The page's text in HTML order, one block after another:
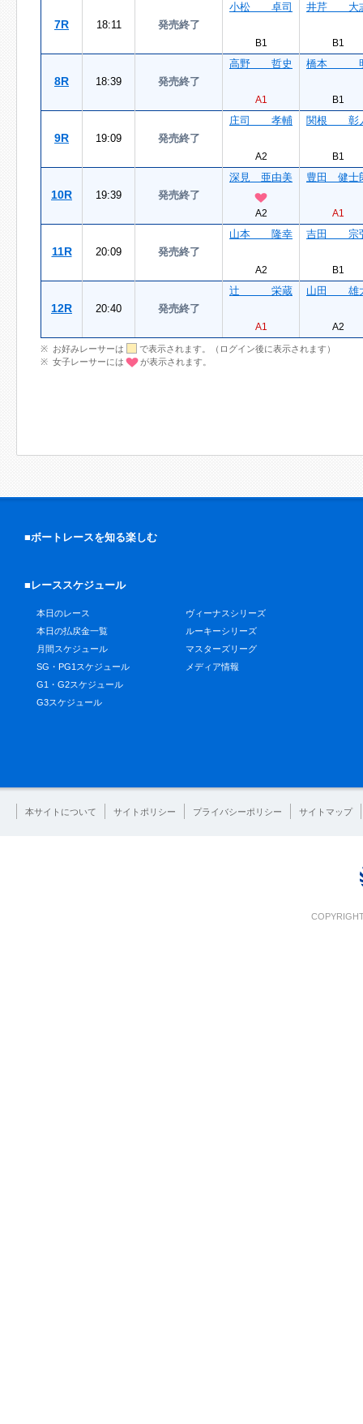
7R 18:11 発売終了
小松 卓司
B1
井芹 大
B1
8R 18:39 発売終了
高野 哲史
A1
橋本
B1
9R 19:09 発売終了
庄司 孝輔
A2
関根 彰
B1
10R 19:39 発売終了
深見 亜由美
A2
豊田 健士
A1
11R 20:09 発売終了
山本 隆幸
A2
吉田 宗
B1
12R 20:40 発売終了
辻 栄蔵
A1
山田 雄
A2
お好みレーサーは
で表示されます。（ログイン後に表示されます）
女子レーサーには
が表示されます。
■ボートレースを知る楽しむ
■レーススケジュール
本日のレース
本日の払戻金一覧
月間スケジュール
SG・PG1スケジュール
G1・G2スケジュール
G3スケジュール
ヴィーナスシリーズ
ルーキーシリーズ
マスターズリーグ
メディア情報
本サイトについて サイトポリシー プライバシーポリシー サイトマップ